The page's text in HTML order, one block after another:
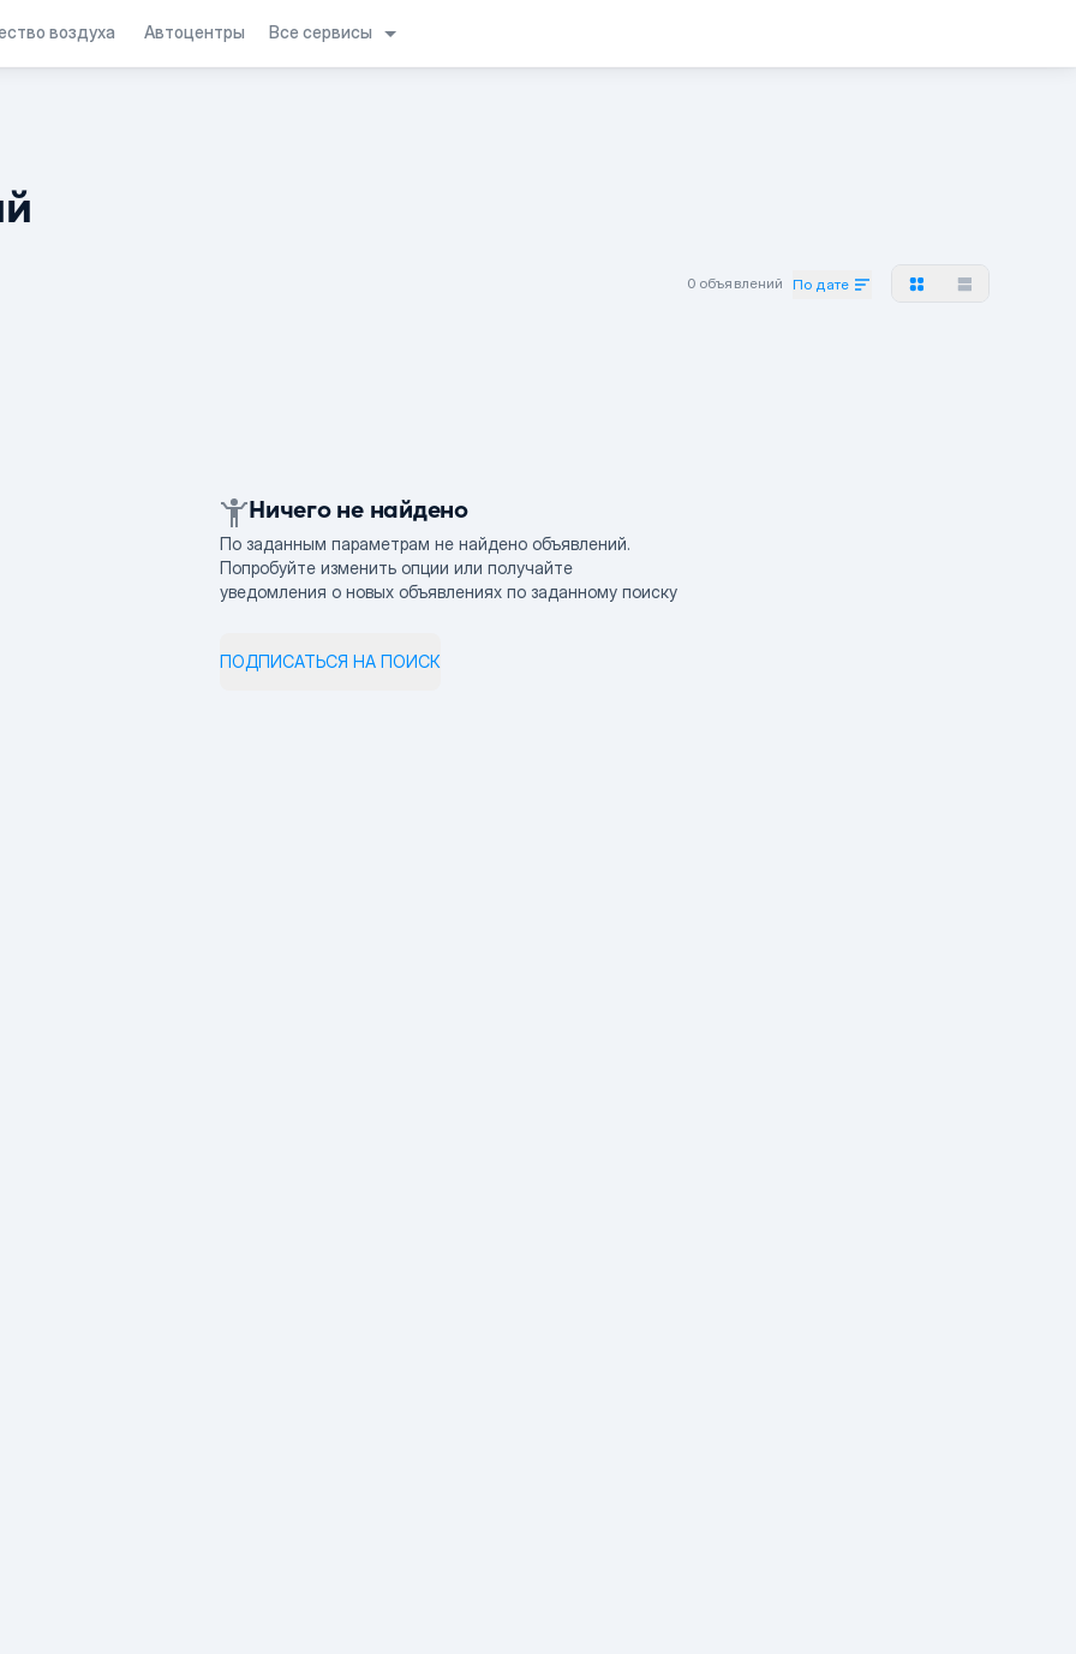
воздуха Автоцентры Все сервисы
0 объявлений По дате
Ничего не найдено
По заданным параметрам не найдено объявлений.
Попробуйте изменить опции или получайте
уведомления о новых объявлениях по заданному поиску
ПОДПИСАТЬСЯ НА ПОИСК